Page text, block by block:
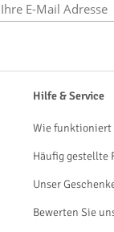
Hilfe & Service
Wie funktioniert
Häufig gestellte
Unser
Bewerten Sie